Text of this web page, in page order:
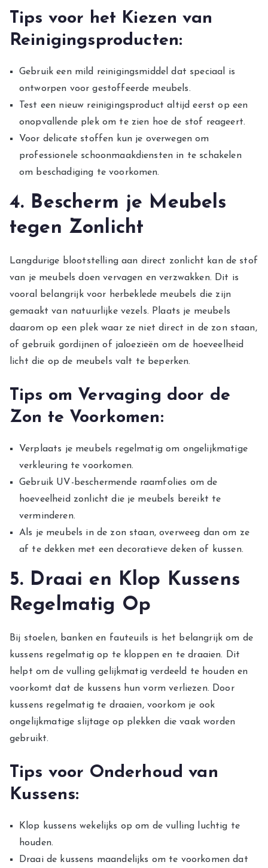
Tips voor het Kiezen van
Reinigingsproducten:
Gebruik een mild reinigingsmiddel dat speciaal is
ontworpen voor gestoffeerde meubels.
Test een nieuw reinigingsproduct altijd eerst op een
onopvallende plek om te zien hoe de stof reageert.
Voor delicate stoffen kun je overwegen om
professionele schoonmaakdiensten in te schakelen
om beschadiging te voorkomen.
4. Bescherm je Meubels
tegen Zonlicht
Langdurige blootstelling aan direct zonlicht kan de stof
van je meubels doen vervagen en verzwakken. Dit is
vooral belangrijk voor herbeklede meubels die zijn
gemaakt van natuurlijke vezels. Plaats je meubels
daarom op een plek waar ze niet direct in de zon staan,
of gebruik gordijnen of jaloezieën om de hoeveelheid
licht die op de meubels valt te beperken.
Tips om Vervaging door de
Zon te Voorkomen:
Verplaats je meubels regelmatig om ongelijkmatige
verkleuring te voorkomen.
Gebruik UV-beschermende raamfolies om de
hoeveelheid zonlicht die je meubels bereikt te
verminderen.
Als je meubels in de zon staan, overweeg dan om ze
af te dekken met een decoratieve deken of kussen.
5. Draai en Klop Kussens
Regelmatig Op
Bij stoelen, banken en fauteuils is het belangrijk om de
kussens regelmatig op te kloppen en te draaien. Dit
helpt om de vulling gelijkmatig verdeeld te houden en
voorkomt dat de kussens hun vorm verliezen. Door
kussens regelmatig te draaien, voorkom je ook
ongelijkmatige slijtage op plekken die vaak worden
gebruikt.
Tips voor Onderhoud van
Kussens:
Klop kussens wekelijks op om de vulling luchtig te
houden.
Draai de kussens maandelijks om te voorkomen dat